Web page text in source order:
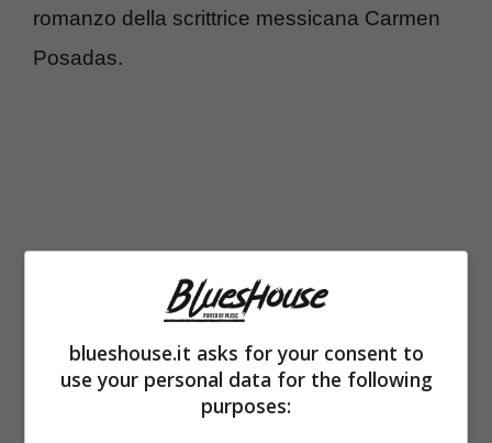
romanzo della scrittrice messicana Carmen
Posadas.
Racconta la storia di Agatha, impegnata nella
blueshouse.it asks for your consent to
use your personal data for the following
purposes: